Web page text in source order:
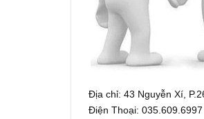
Địa chỉ: 43 Nguyễn Xí,
Điện Thoại: